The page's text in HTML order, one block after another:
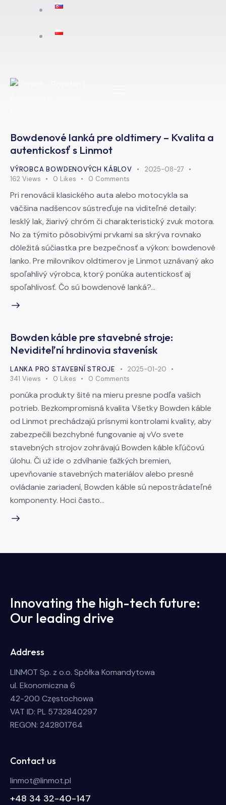
Bowdenové lanká pre oldtimery – Kvalita a
autentickosť s Linmot
VÝROBCA BOWDENOVÝCH KÁBLOV
2025-08-27
162 Views 0 Likes 0 Comments
Pri renovácii klasického auta alebo motocykla sa
väčšina nadšencov sústreďuje na viditeľné detaily:
lesklý lak, žiarivý chróm či charakteristický zvuk motora.
No za týmito pôsobivými prvkami sa skrýva rovnako
dôležitá súčiastka pre bezpečnosť a výkon: bowdenové
lanko. Pre milovníkov oldtimerov je Linmot uznávaný ako
spoľahlivý výrobca, ktorý ponúka autentickosť aj
spoľahlivosť. Čo sú bowdenové lanká?…
Bowden káble pre stavebné stroje:
Neviditeľní hrdinovia stavenísk
LANKA PRO STAVEBNÍ STROJE
2025-01-20
341 Views 0 Likes 0 Comments
ponúka produkty šité na mieru presne podľa vašich
potrieb. Bezkompromisná kvalita Všetky Bowden káble
od Linmot prechádzajú prísnymi kontrolami kvality, aby
zabezpečili bezchybné fungovanie aj vVo svete
stavebných strojov zohrávajú Bowden káble kľúčovú
úlohu. Či už ide o zdvíhanie ťažkých bremien,
upevňovanie stavebných materiálov alebo presné
ovládanie zariadení, Bowden káble sú nepostrádateľné
komponenty. Hoci často…
Innovating the high-tech future:
Our leading drive
Address
LINMOT Sp. z o.o. Spółka Komandytowa
ul. Ekonomiczna 6
42-200 Częstochowa
VAT ID: PL 5732840297
REGON: 242801764
Contact us
linmot@linmot.pl
+48 34 32-40-147